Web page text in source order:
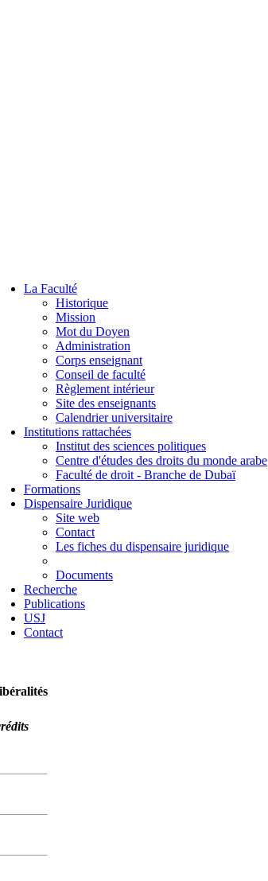
La Faculté
Historique
Mission
Mot du Doyen
Administration
Corps enseignant
Conseil de faculté
Règlement intérieur
Site des enseignants
Calendrier universitaire
Institutions rattachées
Institut des sciences politiques
Centre d'études des droits du monde arabe
Faculté de droit - Branche de Dubaï
Formations
Dispensaire Juridique
Site web
Contact
Les fiches du dispensaire juridique
Documents
Recherche
Publications
USJ
Contact